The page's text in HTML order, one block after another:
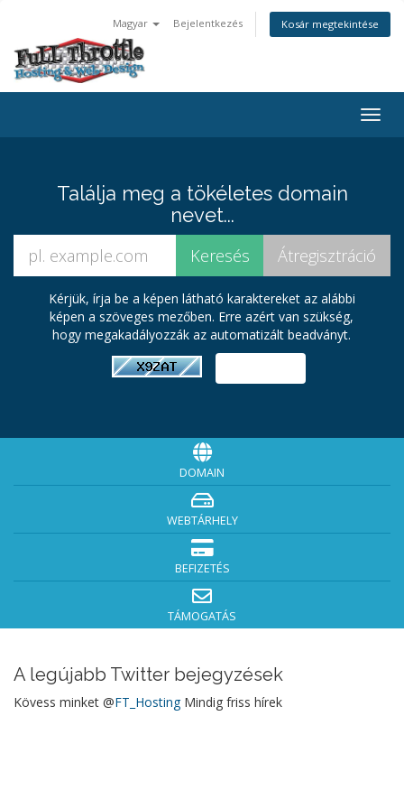
Magyar Bejelentkezés Kosár megtekintése
Találja meg a tökéletes domain
nevet...
Kérjük, írja be a képen látható karaktereket az alábbi
képen a szöveges mezőben. Erre azért van szükség,
hogy megakadályozzák az automatizált beadványt.
DOMAIN
WEBTÁRHELY
BEFIZETÉS
TÁMOGATÁS
A legújabb Twitter bejegyzések
Kövess minket @FT_HostingMindig friss hírek